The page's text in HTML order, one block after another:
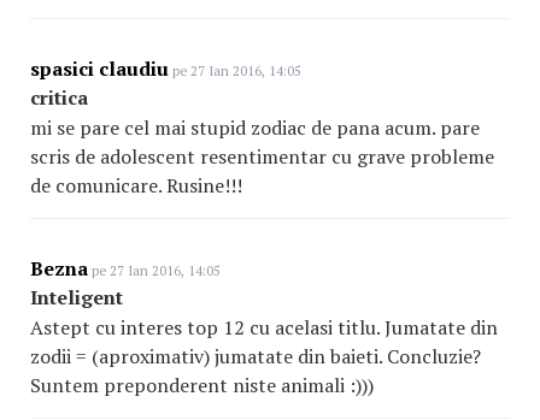
spasici claudiu pe 27 Ian 2016, 14:05
critica
mi se pare cel mai stupid zodiac de pana acum. pare
scris de adolescent resentimentar cu grave probleme
de comunicare. Rusine!!!
Bezna pe 27 Ian 2016, 14:05
Inteligent
Astept cu interes top 12 cu acelasi titlu. Jumatate din
zodii = (aproximativ) jumatate din baieti. Concluzie?
Suntem preponderent niste animali :)))